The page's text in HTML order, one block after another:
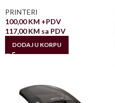
PRINTERI
100,00KM +PDV
117,00KM sa PDV
DODAJ U KORPU